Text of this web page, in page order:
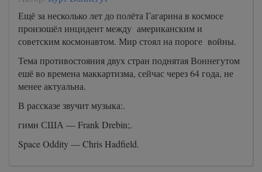
Ещё за несколько лет до полёта Гагарина в космосе
произошёл инцидент между американским и
советским космонавтом. Мир стоял на пороге войны.
Тема противостояния двух стран поднятая Воннегутом
ешё во времена маккартизма, сейчас через 64 года, не
менее актуальна.
В рассказе звучит музыка:.
гимн США — Frank Drebin;.
Space Oddity — Chris Hadfield.